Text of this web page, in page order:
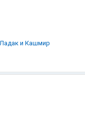
и Кашмир